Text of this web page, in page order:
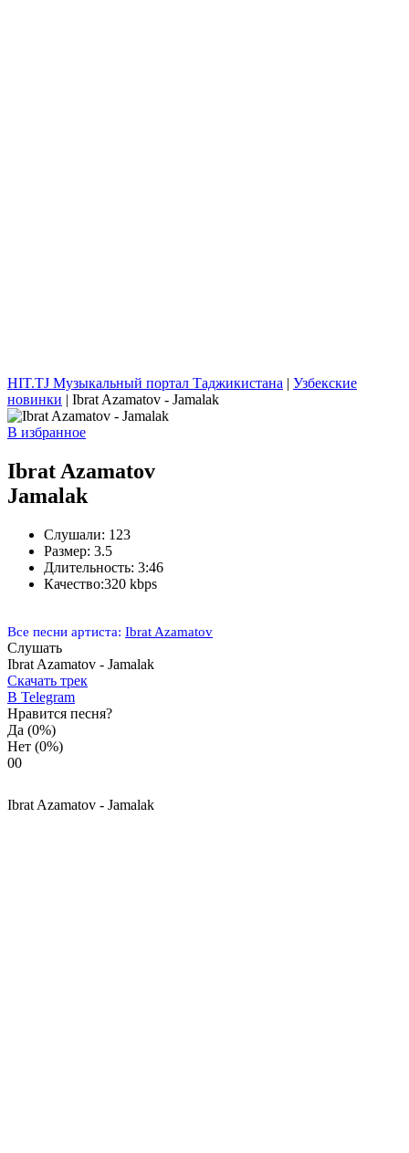
HIT.TJ Музыкальный портал Таджикистана | Узбекские
новинки | Ibrat Azamatov - Jamalak
В избранное
Ibrat Azamatov
Jamalak
Слушали: 123
Размер: 3.5
Длительность: 3:46
Качество:320 kbps
Все песни артиста: Ibrat Azamatov
Слушать
Ibrat Azamatov - Jamalak
Скачать трек
В Telegram
Нравится песня?
Да (0%)
Нет (0%)
00
Ibrat Azamatov - Jamalak